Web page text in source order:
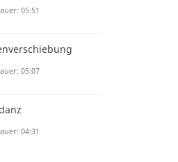
05:51
05:07
04:31